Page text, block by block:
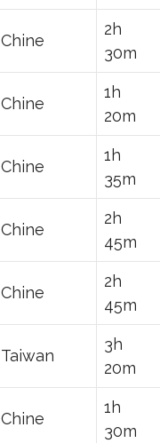
Chine
2h
30m
Chine
1h
20m
Chine
1h
35m
Chine
2h
45m
Chine
2h
45m
Taiwan
3h
20m
Chine
1h
30m